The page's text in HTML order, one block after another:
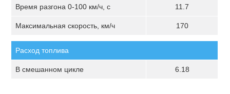
Время разгона 0-100 км/ч, с 11.7
Максимальная скорость, км/ч 170
Расход топлива
В смешанном цикле 6.18